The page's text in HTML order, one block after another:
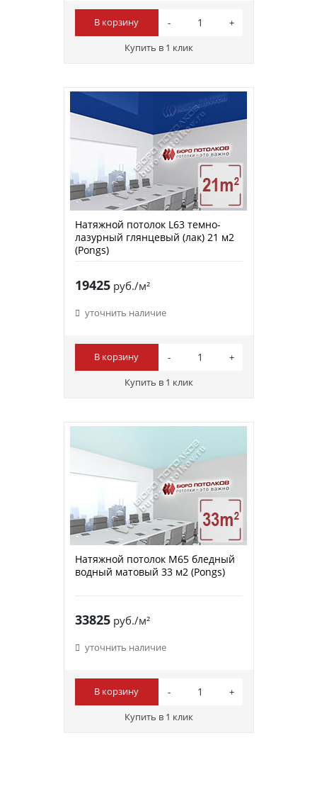
В корзину
Купить в 1 клик
Натяжной потолок L63 темно-
лазурный глянцевый (лак) 21 м2
(Pongs)
19425руб./м²
уточнить наличие
В корзину
Купить в 1 клик
Натяжной потолок M65 бледный
водный матовый 33 м2 (Pongs)
33825руб./м²
уточнить наличие
В корзину
Купить в 1 клик